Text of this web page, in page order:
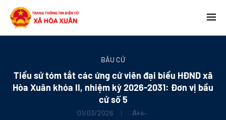
BẦU CỬ
Tiểu sử tóm tắt các ứng cử viên đại biểu HĐND xã
Hòa Xuân khóa II, nhiệm kỳ 2026-2031: Đơn vị bầu
cử số 5
01/03/2026 A+A-